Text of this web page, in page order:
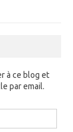
à ce blog et
par email.